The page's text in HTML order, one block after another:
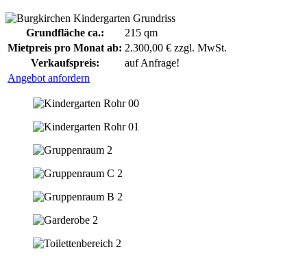
Grundfläche ca.:
215 qm
Mietpreis pro Monat ab: 2.300,00 € zzgl. MwSt.
Verkaufspreis:
auf Anfrage!
Angebot anfordern